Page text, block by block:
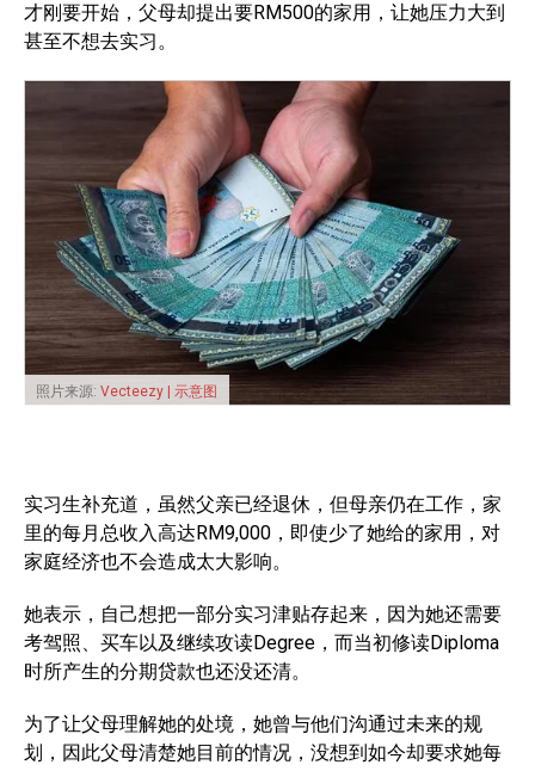
才刚要开始，父母却提出要RM500的家用，让她压力大到
甚至不想去实习。
照片来源: Vecteezy | 示意图
实习生补充道，虽然父亲已经退休，但母亲仍在工作，家
里的每月总收入高达RM9,000，即使少了她给的家用，对
家庭经济也不会造成太大影响。
她表示，自己想把一部分实习津贴存起来，因为她还需要
考驾照、买车以及继续攻读Degree，而当初修读Diploma
时所产生的分期贷款也还没还清。
为了让父母理解她的处境，她曾与他们沟通过未来的规
划，因此父母清楚她目前的情况，没想到如今却要求她每